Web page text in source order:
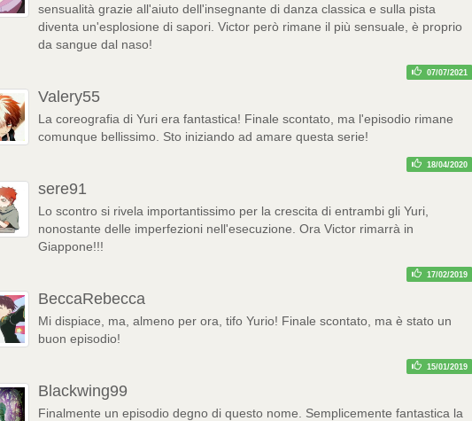
sensualità grazie all'aiuto dell'insegnante di danza classica e sulla pista
diventa un'esplosione di sapori. Victor però rimane il più sensuale, è proprio
da sangue dal naso!
07/07/2021
Valery55
La coreografia di Yuri era fantastica! Finale scontato, ma l'episodio rimane
comunque bellissimo. Sto iniziando ad amare questa serie!
18/04/2020
sere91
Lo scontro si rivela importantissimo per la crescita di entrambi gli Yuri,
nonostante delle imperfezioni nell'esecuzione. Ora Victor rimarrà in
Giappone!!!
17/02/2019
BeccaRebecca
Mi dispiace, ma, almeno per ora, tifo Yurio! Finale scontato, ma è stato un
buon episodio!
15/01/2019
Blackwing99
Finalmente un episodio degno di questo nome. Semplicemente fantastica la